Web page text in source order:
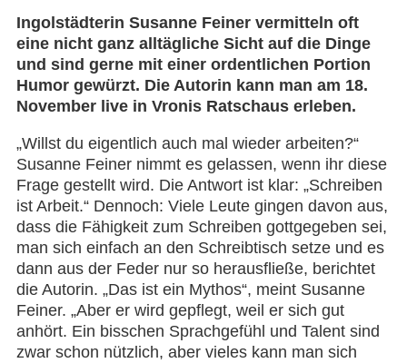
Ingolstädterin Susanne Feiner vermitteln oft
eine nicht ganz alltägliche Sicht auf die Dinge
und sind gerne mit einer ordentlichen Portion
Humor gewürzt. Die Autorin kann man am 18.
November live in Vronis Ratschaus erleben.
„Willst du eigentlich auch mal wieder arbeiten?“
Susanne Feiner nimmt es gelassen, wenn ihr diese
Frage gestellt wird. Die Antwort ist klar: „Schreiben
ist Arbeit.“ Dennoch: Viele Leute gingen davon aus,
dass die Fähigkeit zum Schreiben gottgegeben sei,
man sich einfach an den Schreibtisch setze und es
dann aus der Feder nur so herausfließe, berichtet
die Autorin. „Das ist ein Mythos“, meint Susanne
Feiner. „Aber er wird gepflegt, weil er sich gut
anhört. Ein bisschen Sprachgefühl und Talent sind
zwar schon nützlich, aber vieles kann man sich